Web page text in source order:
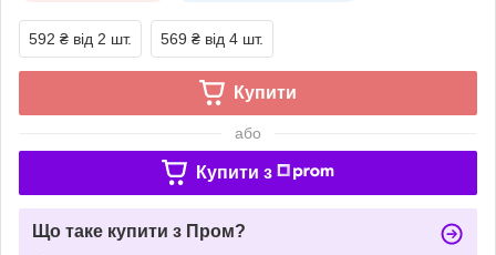
592 ₴ від 2 шт. 569 ₴ від 4 шт.
Купити
або
Купити з
Що таке купити з Пром?